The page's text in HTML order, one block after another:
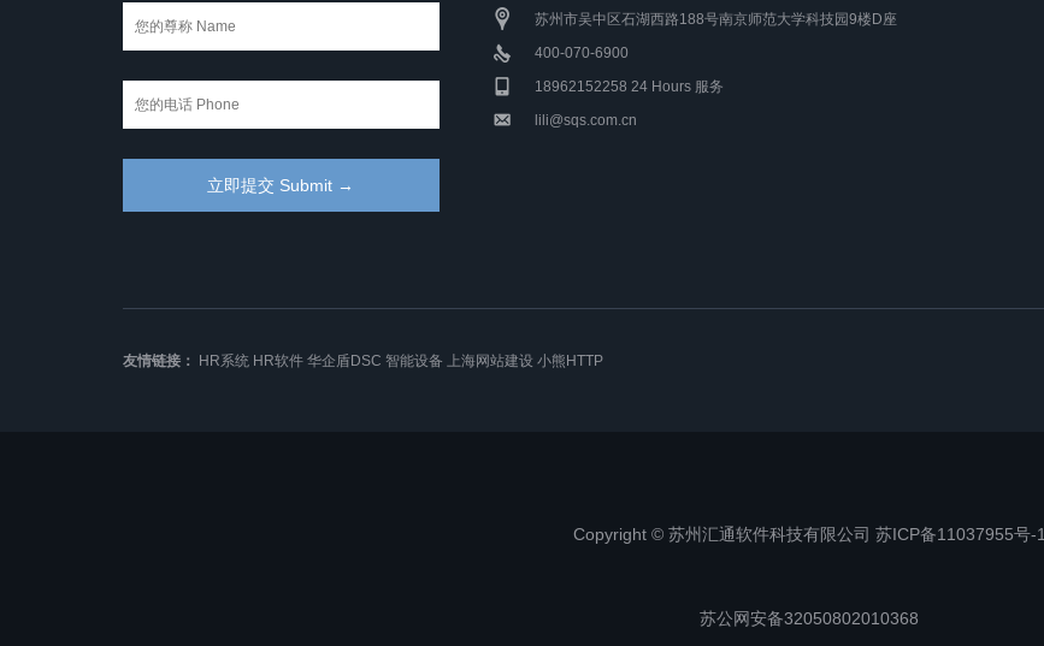
苏州市吴中区石湖西路188号南京师范大学科技园9楼D座
400-070-6900
18962152258 24 Hours 服务
lili@sqs.com.cn
友情链接： HR系统 HR软件 华企盾DSC 智能设备 上海网站建设 小熊HTTP
Copyright © 苏州汇通软件科技有限公司 苏ICP备11037955号-1
苏公网安备32050802010368